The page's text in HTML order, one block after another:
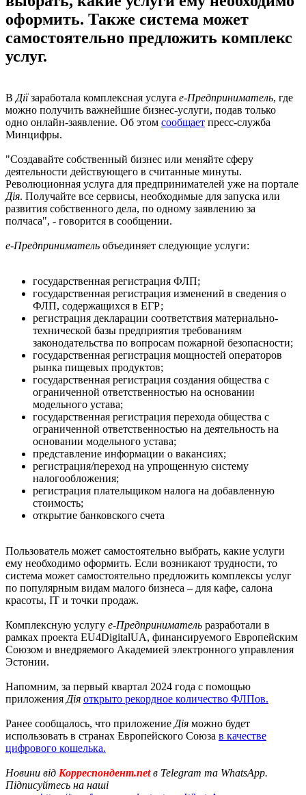
оформить. Также система может
самостоятельно предложить комплекс
услуг.
В Діїзаработала комплексная услуга е-Предприниматель, где
можно получить важнейшие бизнес-услуги, подав только
одно онлайн-заявление. Об этом сообщает пресс-служба
Минцифры.
"Создавайте собственный бизнес или меняйте сферу
деятельности действующего в считанные минуты.
Революционная услуга для предпринимателей уже на портале
Дія. Получайте все сервисы, необходимые для запуска или
развития собственного дела, по одному заявлению за
полчаса", - говорится в сообщении.
е-Предприниматель объединяет следующие услуги:
государственная регистрация ФЛП;
государственная регистрация изменений в сведения о
ФЛП, содержащихся в ЕГР;
регистрация декларации соответствия материально-
технической базы предприятия требованиям
законодательства по вопросам пожарной безопасности;
государственная регистрация мощностей операторов
рынка пищевых продуктов;
государственная регистрация создания общества с
ограниченной ответственностью на основании
модельного устава;
государственная регистрация перехода общества с
ограниченной ответственностью на деятельность на
основании модельного устава;
представление информации о вакансиях;
регистрация/переход на упрощенную систему
налогообложения;
регистрация плательщиком налога на добавленную
стоимость;
открытие банковского счета
Пользователь может самостоятельно выбрать, какие услуги
ему необходимо оформить. Если возникают трудности, то
система может самостоятельно предложить комплексы услуг
по популярным видам малого бизнеса – для кафе, салона
красоты, IT и точки продаж.
Комплексную услугу е-Предприниматель разработали в
рамках проекта EU4DigitalUA, финансируемого Европейским
Союзом и внедряемого Академией электронного управления
Эстонии.
Напомним, за первый квартал 2024 года с помощью
приложения Дія открыто рекордное количество ФЛПов.
Ранее сообщалось, что приложение Дія можно будет
использовать в странах Европейского Союза в качестве
цифрового кошелька.
Новини від Корреспондент.netв Telegram та WhatsApp.
Підписуйтесь на наші